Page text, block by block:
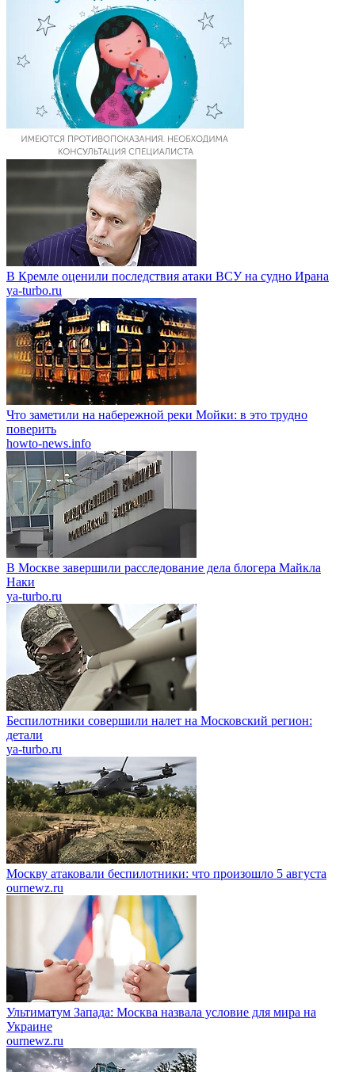
В Кремле оценили последствия атаки ВСУ на судно Ирана
ya-turbo.ru
Что заметили на набережной реки Мойки: в это трудно
поверить
howto-news.info
В Москве завершили расследование дела блогера Майкла
Наки
ya-turbo.ru
Беспилотники совершили налет на Московский регион:
детали
ya-turbo.ru
Москву атаковали беспилотники: что произошло 5 августа
ournewz.ru
Ультиматум Запада: Москва назвала условие для мира на
Украине
ournewz.ru